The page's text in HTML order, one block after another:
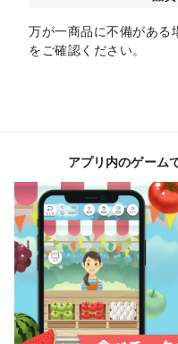
万が一商品に不備がある
をご確認ください。
アプリ内のゲーム